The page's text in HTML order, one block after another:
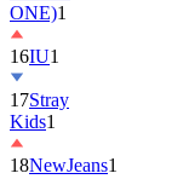
16IU1
17Stray
Kids
18NewJeans
19ASTRO